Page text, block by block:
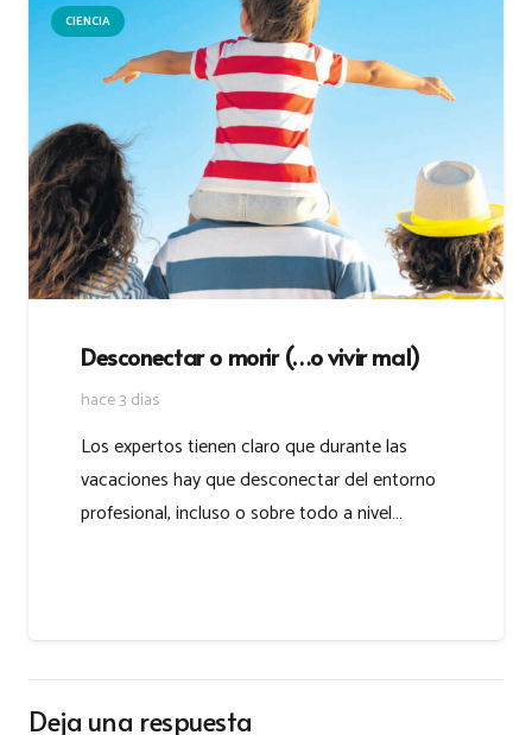
CIENCIA
Desconectar o morir (…o vivir mal)
hace 3 días
Los expertos tienen claro que durante las
vacaciones hay que desconectar del entorno
profesional, incluso o sobre todo a nivel…
Deja una respuesta